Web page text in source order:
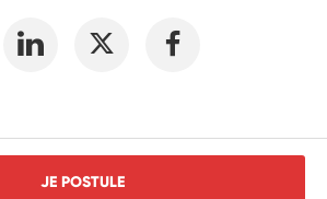
JE POSTULE